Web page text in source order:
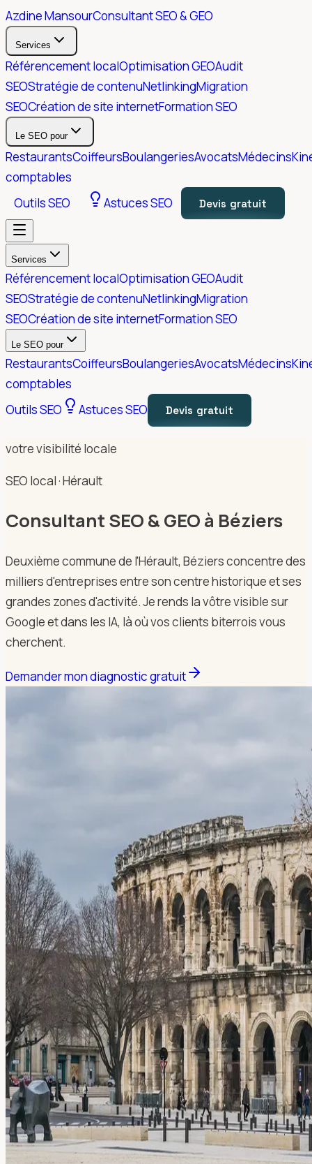
Azdine MansourConsultant SEO & GEO
Services
Référencement localOptimisation GEOAudit
SEOStratégie de contenuNetlinkingMigration
SEOCréation de site internetFormation SEO
Le SEO pour
RestaurantsCoiffeursBoulangeriesAvocatsMédecins
comptables
Outils SEO
Astuces SEO Devis gratuit
Services
Référencement localOptimisation GEOAudit
SEOStratégie de contenuNetlinkingMigration
SEOCréation de site internetFormation SEO
Le SEO pour
RestaurantsCoiffeursBoulangeriesAvocatsMédecins
comptables
Outils SEO
Astuces SEO Devis gratuit
votre visibilité locale
SEO local · Hérault
Consultant SEO & GEO à Béziers
Deuxième commune de l'Hérault, Béziers concentre des
milliers d'entreprises entre son centre historique et ses
grandes zones d'activité. Je rends la vôtre visible sur
Google et dans les IA, là où vos clients biterrois vous
cherchent.
Demander mon diagnostic gratuit